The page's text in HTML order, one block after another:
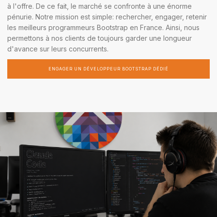
à l'offre. De ce fait, le marché se confronte à une énorme
pénurie. Notre mission est simple: rechercher, engager, retenir
les meilleurs programmeurs Bootstrap en France. Ainsi, nous
permettons à nos clients de toujours garder une longueur
d'avance sur leurs concurrents.
ENGAGER UN DÉVELOPPEUR BOOTSTRAP DÉDIÉ